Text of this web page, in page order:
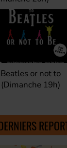
or not to
19h)